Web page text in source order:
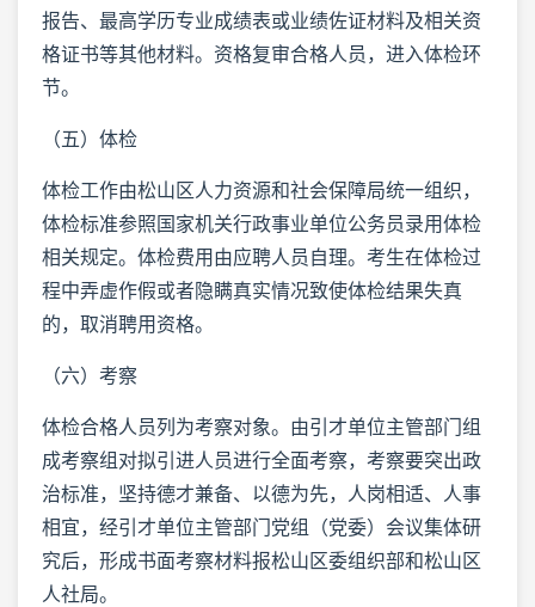
报告、最高学历专业成绩表或业绩佐证材料及相关资
格证书等其他材料。资格复审合格人员，进入体检环
节。
（五）体检
体检工作由松山区人力资源和社会保障局统一组织，
体检标准参照国家机关行政事业单位公务员录用体检
相关规定。体检费用由应聘人员自理。考生在体检过
程中弄虚作假或者隐瞒真实情况致使体检结果失真
的，取消聘用资格。
（六）考察
体检合格人员列为考察对象。由引才单位主管部门组
成考察组对拟引进人员进行全面考察，考察要突出政
治标准，坚持德才兼备、以德为先，人岗相适、人事
相宜，经引才单位主管部门党组（党委）会议集体研
究后，形成书面考察材料报松山区委组织部和松山区
人社局。